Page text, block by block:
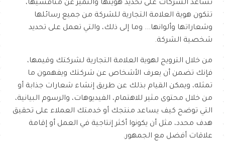
تساعد الشركات على تحديد هويتها والتميز عن منافسيها،
تتكون هوية العلامة التجارية للشركة من جميع رسائلها
وشعاراتها وألوانها... وما إلى ذلك، والتي تعمل على تحديد
شخصية الشركة.
من خلال الترويج لهوية العلامة التجارية لشركتك وقيمها،
فإنك تضمن أن يعرف الأشخاص عن شركتك ويفهمون ما
تمثله، ويمكن القيام بذلك عن طريق إنشاء شعارات جذابة أو
من خلال محتوى مثير للاهتمام، الفيديوهات، والرسوم البيانية،
التي توضح كيف يساعد منتجك أو خدمتك العملاء على تحقيق
هدف محدد، مثل أن يكونوا أكثر إنتاجية في العمل أو إقامة
علاقات أفضل مع الجمهور.